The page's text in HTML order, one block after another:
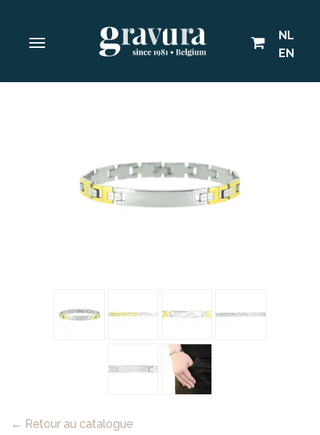
NL
EN
← Retour au catalogue